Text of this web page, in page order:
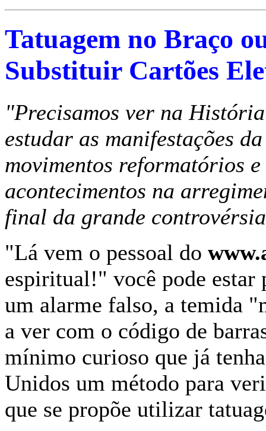
Tatuagem no Braço
Substituir Cartões
"Precisamos ver na
estudar as manifestações
movimentos reformatórios
acontecimentos na
final da grande
"Lá vem o pessoal do
espiritual!" você pode estar
um alarme falso, a temida
a ver com o código de
mínimo curioso que já
Unidos um método para
que se propõe utilizar